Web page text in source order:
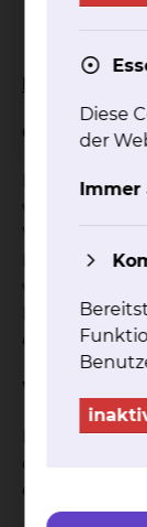
Grundlagen:
Diese
wärmendem
Lichtes
werden
Es ist eine
einer
Wirkung und
Die lokale
der
einer
Diese
der
Immer